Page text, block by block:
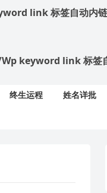
link 标签自动内链
link 标签自
终生运程 姓名详批